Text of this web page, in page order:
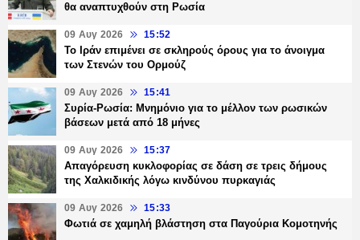
θα αναπτυχθούν στη Ρωσία
09 Αυγ 2026 15:52
Το Ιράν επιμένει σε σκληρούς όρους για το άνοιγμα
των Στενών του Ορμούζ
09 Αυγ 2026 15:41
Συρία-Ρωσία: Μνημόνιο για το μέλλον των ρωσικών
βάσεων μετά από 18 μήνες
09 Αυγ 2026 15:37
Απαγόρευση κυκλοφορίας σε δάση σε τρεις δήμους
της Χαλκιδικής λόγω κινδύνου πυρκαγιάς
09 Αυγ 2026 15:33
Φωτιά σε χαμηλή βλάστηση στα Παγούρια Κομοτηνής